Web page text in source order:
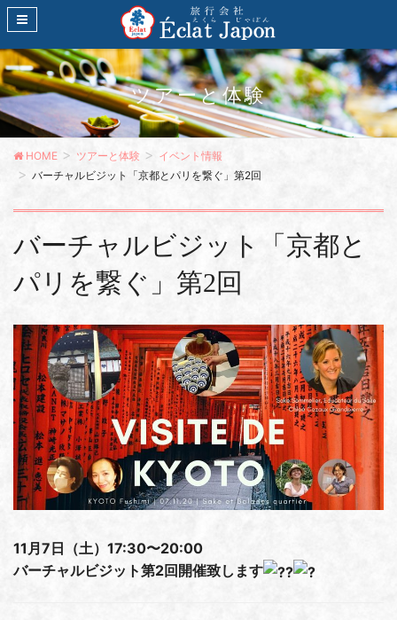
ツアーと体験
HOME ツアーと体験
イベント情報
バーチャルビジット「京都とパリを繋ぐ」第2回
バーチャルビジット「京都と
パリを繋ぐ」第2回
11月7日（土）17:30〜20:00
バーチャルビジット第2回開催致します